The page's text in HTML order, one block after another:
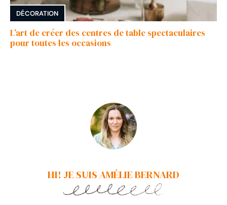
DÉCORATION
L’art de créer des centres de table spectaculaires
pour toutes les occasions
HI! JE SUIS AMÉLIE BERNARD